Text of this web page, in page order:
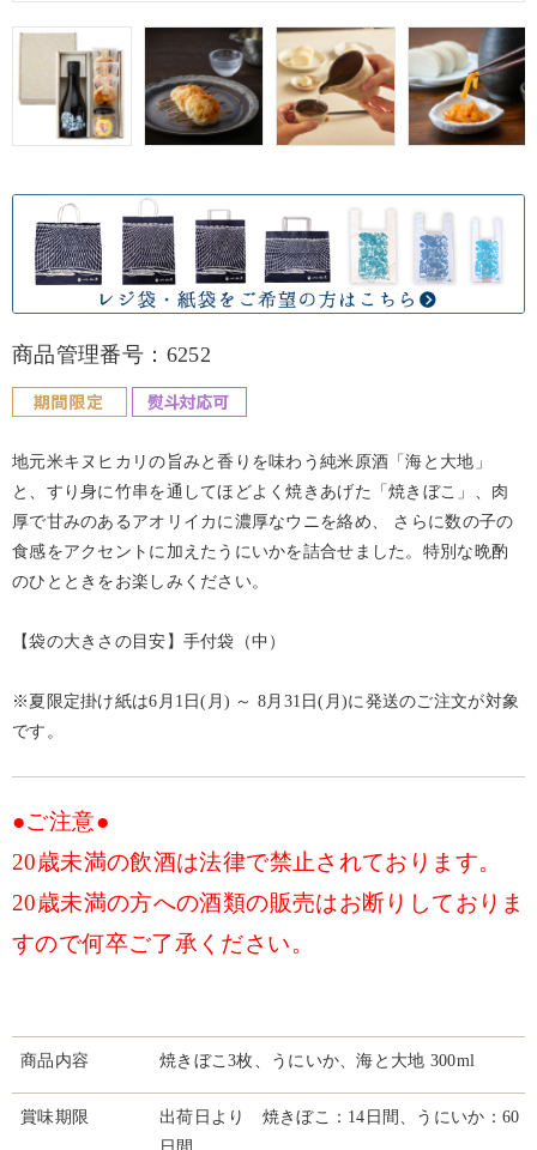
商品管理番号：6252
地元米キヌヒカリの旨みと香りを味わう純米原酒「海と大地」
と、すり身に竹串を通してほどよく焼きあげた「焼きぼこ」、肉
厚で甘みのあるアオリイカに濃厚なウニを絡め、 さらに数の子の
食感をアクセントに加えたうにいかを詰合せました。特別な晩酌
のひとときをお楽しみください。
【袋の大きさの目安】手付袋（中）
※夏限定掛け紙は6月1日(月) ～ 8月31日(月)に発送のご注文が対象
です。
●ご注意●
20歳未満の飲酒は法律で禁止されております。
20歳未満の方への酒類の販売はお断りしておりま
すので何卒ご了承ください。
商品内容 焼きぼこ3枚、うにいか、海と大地 300ml
賞味期限
出荷日より 焼きぼこ：14日間、うにいか：60